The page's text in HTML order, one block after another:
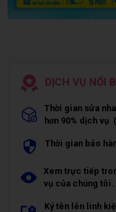
DỊCH VỤ NỔI
Thời gian sửa
hơn 90% dịch vụ
Thời gian bảo
Xem trực tiếp
vụ của chúng
Ký tên lên linh